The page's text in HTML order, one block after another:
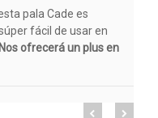
pala Cade es
fácil de usar en
Nos ofrecerá un plus en